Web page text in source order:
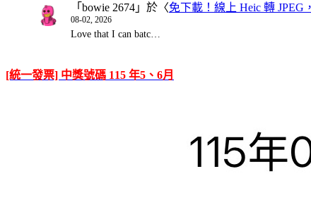
「 bowie 2674 」於〈免下載！線上 Heic 轉 JPEG
08-02, 2026
Love that I can batc…
[統一發票] 中獎號碼 115 年5、6月